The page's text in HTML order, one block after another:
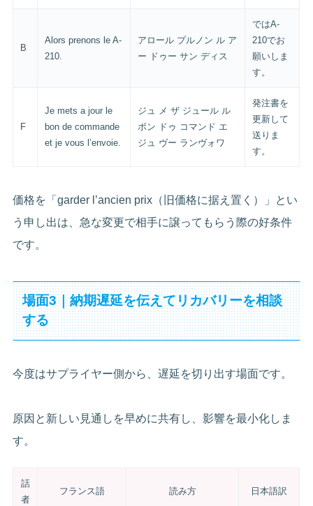
B
Alors prenons le A-
210.
アロール プルノン ル ア
ー ドゥー サン ディス
ではA-
210でお
願いしま
す。
F
Je mets a jour le
bon de commande
et je vous l’envoie.
ジュ メ ザ ジュール ル
ボン ドゥ コマンド エ
ジュ ヴー ランヴォワ
発注書を
更新して
送りま
す。
価格を「garder l’ancien prix（旧価格に据え置く）」とい
う申し出は、急な変更で相手に譲ってもらう際の好条件
です。
場面3｜納期遅延を伝えてリカバリーを相談
する
今度はサプライヤー側から、遅延を切り出す場面です。
原因と新しい見通しを早めに共有し、影響を最小化しま
す。
話
者
フランス語 読み方 日本語訳